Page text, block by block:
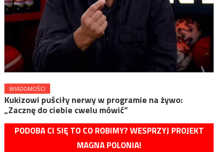
WIADOMOŚCI
Kukizowi puściły nerwy w programie na żywo:
„Zacznę do ciebie cwelu mówić”
PODOBA CI SIĘ TO CO ROBIMY? WESPRZYJ PROJEKT
MAGNA POLONIA!